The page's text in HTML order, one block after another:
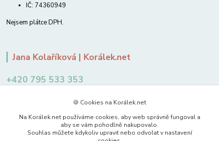
IČ: 74360949
Nejsem plátce DPH.
Jana Kolaříková | Korálek.net
+420 795 533 353
jkolarikova@koralek.net
🍪 Cookies na Korálek.net
Na Korálek.net používáme cookies, aby web správně fungoval a
aby se vám pohodlně nakupovalo.
Souhlas můžete kdykoliv upravit nebo odvolat v nastavení